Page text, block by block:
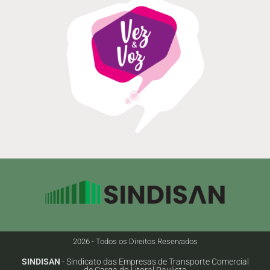
2026 - Todos os Direitos Reservados
SINDISAN - Sindicato das Empresas de Transporte Comercial